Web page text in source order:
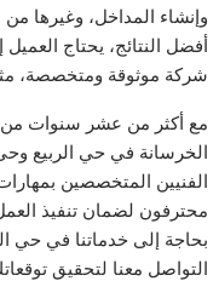
وإنشاء المداخل، وغيرها
أفضل النتائج، يحتاج
شركة موثوقة ومتخصصة،
مع أكثر من عشر سنوات
الخرسانة في حي الربيع وحى
الفنيين المتخصصين
محترفون لضمان تنفيذ
بحاجة إلى خدماتنا في حي
التواصل معنا لتحقيق